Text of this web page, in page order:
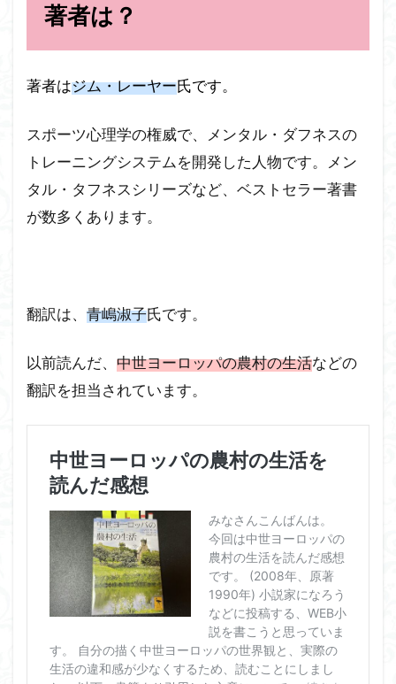
著者は？
著者はジム・レーヤー氏です。
スポーツ心理学の権威で、メンタル・ダフネスの
トレーニングシステムを開発した人物です。メン
タル・タフネスシリーズなど、ベストセラー著書
が数多くあります。
翻訳は、 青嶋淑子氏です。
以前読んだ、 中世ヨーロッパの農村の生活などの
翻訳を担当されています。